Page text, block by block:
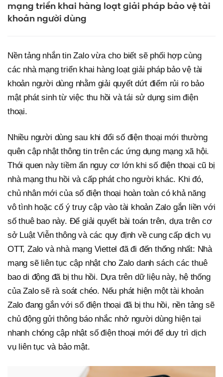
mạng triển khai hàng loạt giải pháp bảo vệ tài
khoản người dùng
Nền tảng nhắn tin Zalo vừa cho biết sẽ phối hợp cùng
các nhà mạng triển khai hàng loạt giải pháp bảo vệ tài
khoản người dùng nhằm giải quyết dứt điểm rủi ro bảo
mật phát sinh từ việc thu hồi và tái sử dụng sim điện
thoại.
Nhiều người dùng sau khi đổi số điện thoại mới thường
quên cập nhật thông tin trên các ứng dụng mạng xã hội.
Thói quen này tiềm ẩn nguy cơ lớn khi số điện thoại cũ bị
nhà mạng thu hồi và cấp phát cho người khác. Khi đó,
chủ nhân mới của số điện thoại hoàn toàn có khả năng
vô tình hoặc cố ý truy cập vào tài khoản Zalo gắn liền với
số thuê bao này. Để giải quyết bài toán trên, dựa trên cơ
sở Luật Viễn thông và các quy định về cung cấp dịch vụ
OTT, Zalo và nhà mạng Viettel đã đi đến thống nhất: Nhà
mạng sẽ liên tục cập nhật cho Zalo danh sách các thuê
bao di động đã bị thu hồi. Dựa trên dữ liệu này, hệ thống
của Zalo sẽ rà soát chéo. Nếu phát hiện một tài khoản
Zalo đang gắn với số điện thoại đã bị thu hồi, nền tảng sẽ
chủ động gửi thông báo nhắc nhở người dùng hiện tại
nhanh chóng cập nhật số điện thoại mới để duy trì dịch
vụ liên tục và bảo mật.